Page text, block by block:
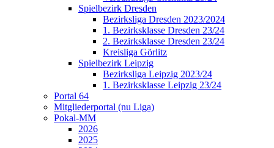
Spielbezirk Dresden
Bezirksliga Dresden 2023/2024
1. Bezirksklasse Dresden 23/24
2. Bezirksklasse Dresden 23/24
Kreisliga Görlitz
Spielbezirk Leipzig
Bezirksliga Leipzig 2023/24
1. Bezirksklasse Leipzig 23/24
Portal 64
Mitgliederportal (nu Liga)
Pokal-MM
2026
2025